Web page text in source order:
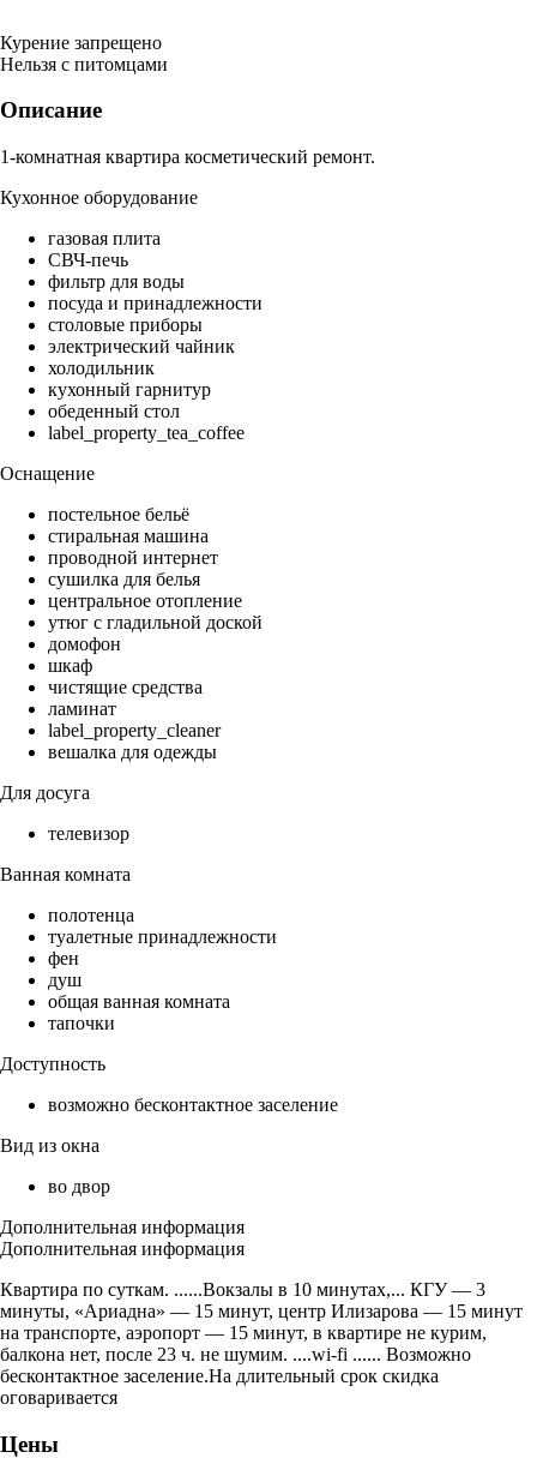
Курение запрещено
Нельзя с питомцами
Описание
1-комнатная квартира косметический ремонт.
Кухонное оборудование
газовая плита
СВЧ-печь
фильтр для воды
посуда и принадлежности
столовые приборы
электрический чайник
холодильник
кухонный гарнитур
обеденный стол
label_property_tea_coffee
Оснащение
постельное бельё
стиральная машина
проводной интернет
сушилка для белья
центральное отопление
утюг с гладильной доской
домофон
шкаф
чистящие средства
ламинат
label_property_cleaner
вешалка для одежды
Для досуга
телевизор
Ванная комната
полотенца
туалетные принадлежности
фен
душ
общая ванная комната
тапочки
Доступность
возможно бесконтактное заселение
Вид из окна
во двор
Дополнительная информация
Дополнительная информация
Квартира по суткам. ......Вокзалы в 10 минутах,... КГУ — 3
минуты, «Ариадна» — 15 минут, центр Илизарова — 15 минут
на транспорте, аэропорт — 15 минут, в квартире не курим,
балкона нет, после 23 ч. не шумим. ....wi-fi ...... Возможно
бесконтактное заселение.На длительный срок скидка
оговаривается
Цены